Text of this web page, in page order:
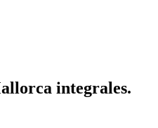
integrales.